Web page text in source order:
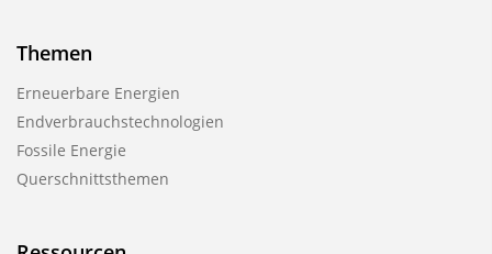
Themen
Erneuerbare Energien
Endverbrauchstechnologien
Fossile Energie
Querschnittsthemen